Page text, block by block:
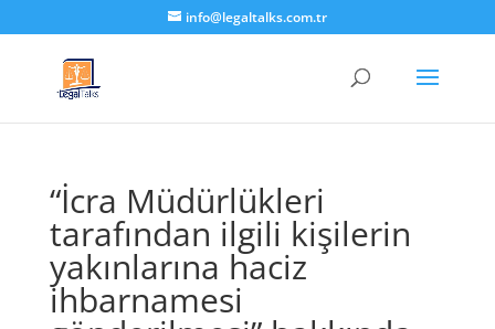
info@legaltalks.com.tr
“İcra Müdürlükleri
tarafından ilgili kişilerin
yakınlarına haciz
ihbarnamesi